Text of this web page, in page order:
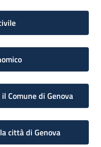
Comune di Genova
città di Genova